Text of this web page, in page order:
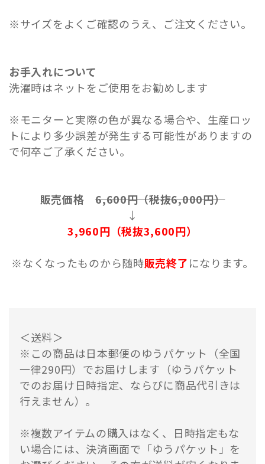
※サイズをよくご確認のうえ、ご注文ください。
お手入れについて
洗濯時はネットをご使用をお勧めします
※モニターと実際の色が異なる場合や、生産ロッ
トにより多少誤差が発生する可能性がありますの
で何卒ご了承ください。
販売価格6,600円（税抜6,000円）
↓
3,960円（税抜3,600円）
※なくなったものから随時販売終了になります。
＜送料＞
※この商品は日本郵便のゆうパケット（全国
一律290円）でお届けします（ゆうパケット
でのお届け日時指定、ならびに商品代引きは
行えません）。
※複数アイテムの購入はなく、日時指定もな
い場合には、決済画面で「ゆうパケット」を